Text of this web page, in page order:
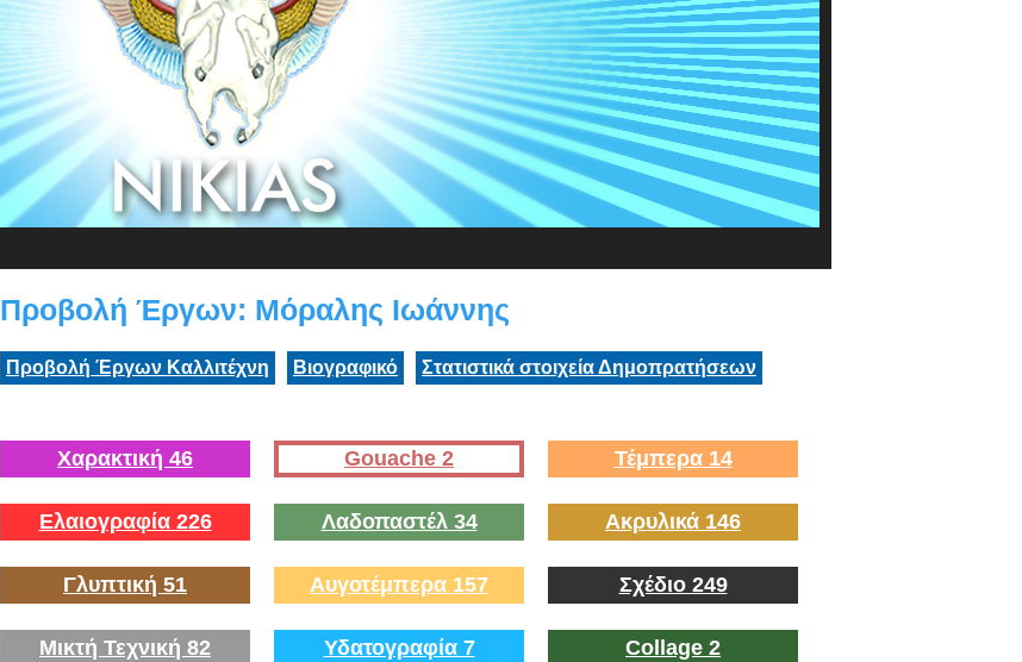
Προβολή Έργων: Μόραλης Ιωάννης
Προβολή Έργων Καλλιτέχνη Βιογραφικό Στατιστικά στοιχεία Δημοπρατήσεων
Χαρακτική 46 Gouache 2 Τέμπερα 14
Ελαιογραφία 226 Λαδοπαστέλ 34 Ακρυλικά 146
Γλυπτική 51 Αυγοτέμπερα 157 Σχέδιο 249
Μικτή Τεχνική 82 Υδατογραφία 7 Collage 2